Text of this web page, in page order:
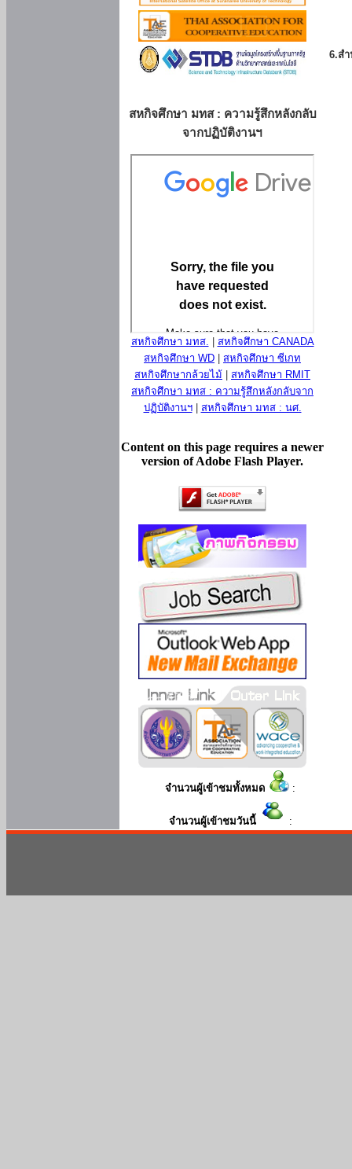
สหกิจศึกษา มทส : ความรู้สึกหลังกลับ
จากปฏิบัติงานฯ
สหกิจศึกษา มทส.
สหกิจศึกษา CANADA
สหกิจศึกษา WD
สหกิจศึกษา ซีเกท
สหกิจศึกษากล้วยไม้
สหกิจศึกษา RMIT
สหกิจศึกษา มทส : ความรู้สึกหลังกลับจาก
ปฏิบัติงานฯ| สหกิจศึกษา มทส : นศ.
Content on this page requires a newer
version of Adobe Flash Player.
จำนวนผู้เข้าชมทั้งหมด :
จำนวนผู้เข้าชมวันนี้ :
6.ส